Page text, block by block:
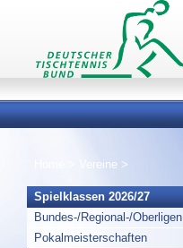
Vereine >
Spielklassen 2026/27
Bundes-/Regional-/Oberligen
Pokalmeisterschaften